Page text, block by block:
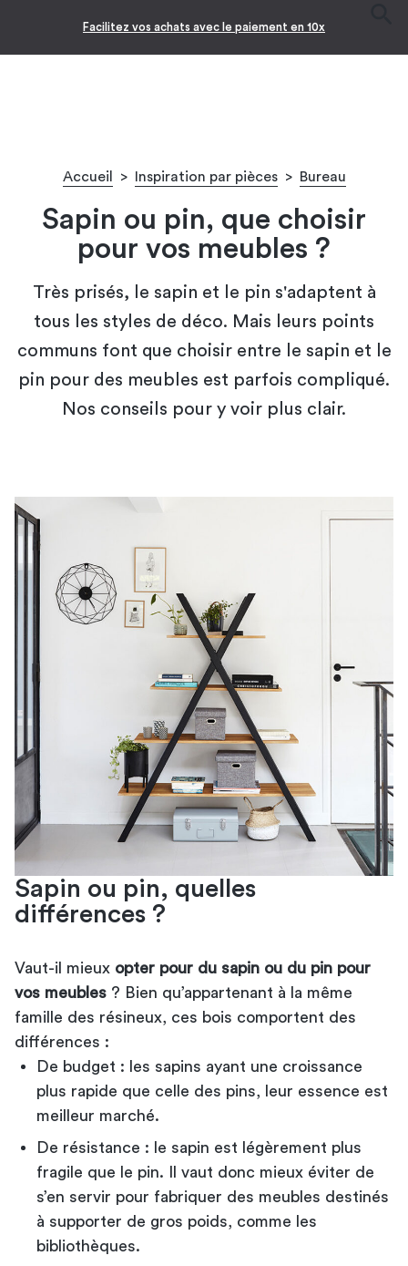
Facilitez vos achats avec le paiement en 10x
Accueil > Inspiration par pièces > Bureau
Sapin ou pin, que choisir
pour vos meubles ?
Très prisés, le sapin et le pin s'adaptent à
tous les styles de déco. Mais leurs points
communs font que choisir entre le sapin et le
pin pour des meubles est parfois compliqué.
Nos conseils pour y voir plus clair.
Sapin ou pin, quelles
différences ?
Vaut-il mieux opter pour du sapin ou du pin pour
vos meubles ? Bien qu’appartenant à la même
famille des résineux, ces bois comportent des
différences :
De budget : les sapins ayant une croissance
plus rapide que celle des pins, leur essence est
meilleur marché.
De résistance : le sapin est légèrement plus
fragile que le pin. Il vaut donc mieux éviter de
s’en servir pour fabriquer des meubles destinés
à supporter de gros poids, comme
les
bibliothèques.